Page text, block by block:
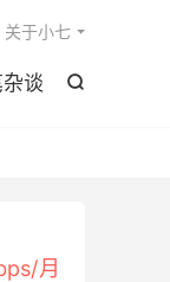

杂谈
关于小七
月